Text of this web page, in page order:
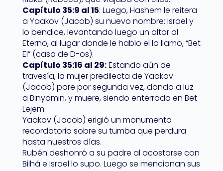
Capítulo 35:9 al 15: Luego, Hashem le reitera
a Yaakov (Jacob) su nuevo nombre: Israel y
lo bendice, levantando luego un altar al
Eterno, al lugar donde le hablo el lo llamo, “Bet
El” (casa de D-os).
Capítulo 35:16 al 29:Estando aún de
travesía, la mujer predilecta de Yaakov
(Jacob) pare por segunda vez, dando a luz
a Binyamin, y muere, siendo enterrada en Bet
Lejem.
Yaakov (Jacob) erigió un monumento
recordatorio sobre su tumba que perdura
hasta nuestros días.
Rubén deshonró a su padre al acostarse con
Bilhá e Israel lo supo. Luego se mencionan sus